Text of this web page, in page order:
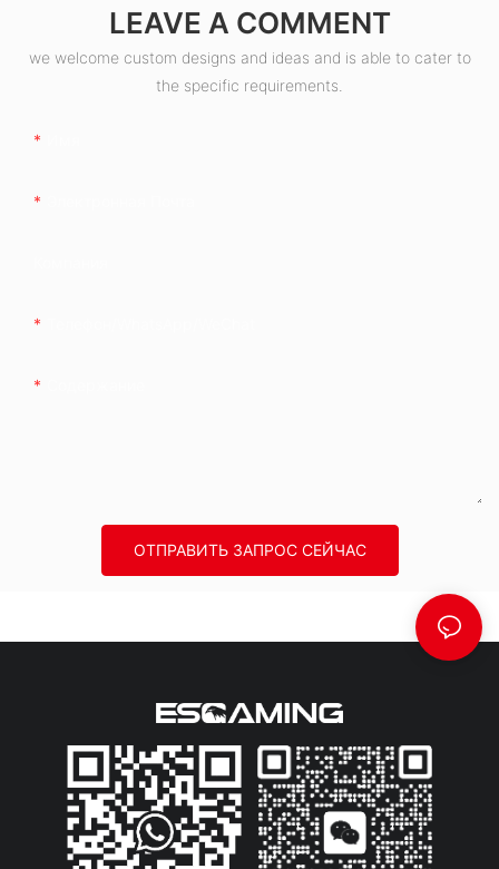
LEAVE A COMMENT
we welcome custom designs and ideas and is able to cater to
the specific requirements.
ОТПРАВИТЬ ЗАПРОС СЕЙЧАС